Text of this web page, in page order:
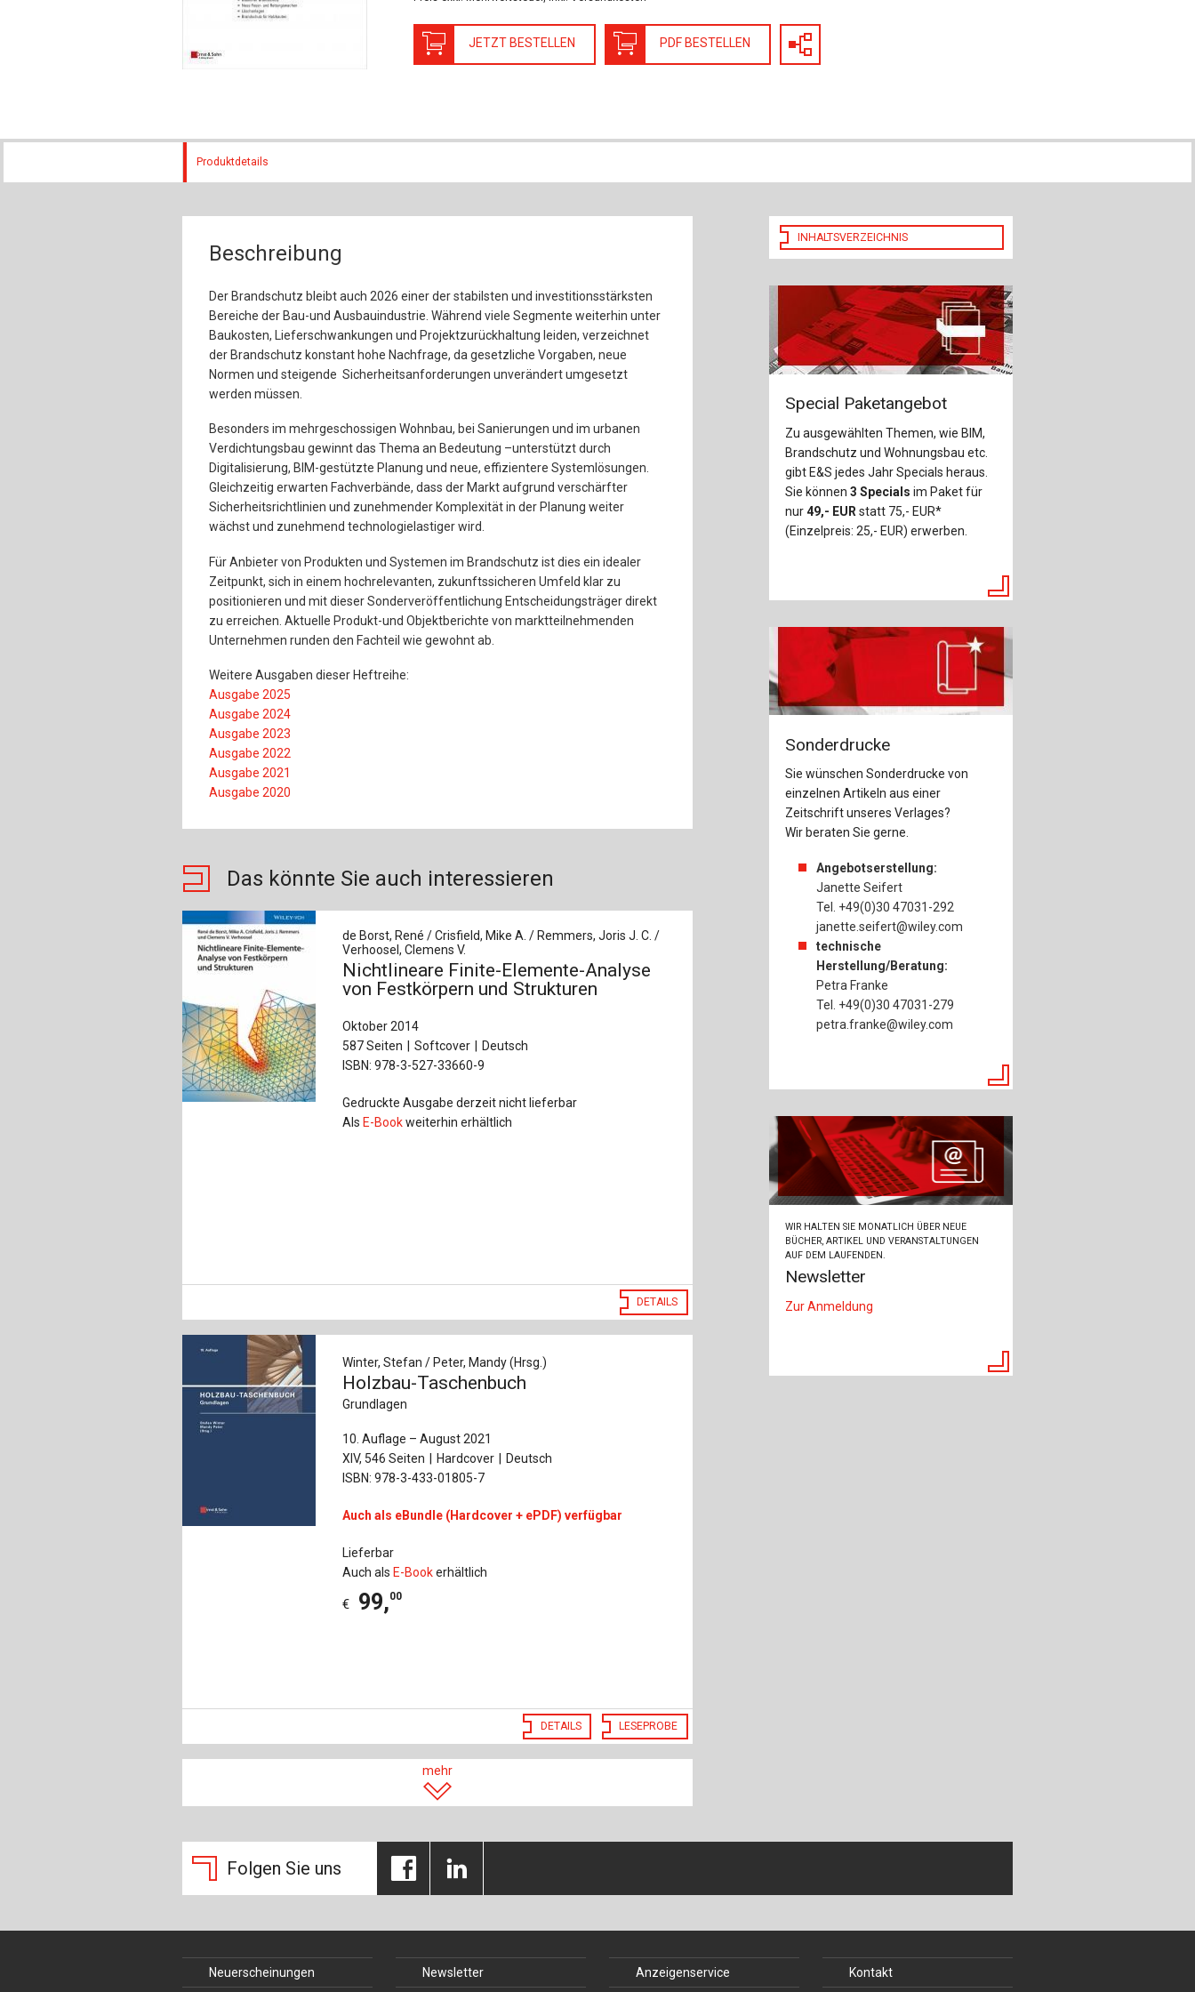
Baustoffe
Bautechnikgeschichte Stahlbau
JETZT BESTELLEN PDF BESTELLEN
Produktdetails
Beschreibung
Der Brandschutz bleibt auch 2026 einer der stabilsten und investitionsstärksten
Bereiche der Bau-und Ausbauindustrie. Während viele Segmente weiterhin unter
Baukosten, Lieferschwankungen und Projektzurückhaltung leiden, verzeichnet
der Brandschutz konstant hohe Nachfrage, da gesetzliche Vorgaben, neue
Normen und steigende Sicherheitsanforderungen unverändert umgesetzt
werden müssen.
Besonders im mehrgeschossigen Wohnbau, bei Sanierungen und im urbanen
Verdichtungsbau gewinnt das Thema an Bedeutung –unterstützt durch
Digitalisierung, BIM-gestützte Planung und neue, effizientere Systemlösungen.
Gleichzeitig erwarten Fachverbände, dass der Markt aufgrund verschärfter
Sicherheitsrichtlinien und zunehmender Komplexität in der Planung weiter
wächst und zunehmend technologielastiger wird.
Für Anbieter von Produkten und Systemen im Brandschutz ist dies ein idealer
Zeitpunkt, sich in einem hochrelevanten, zukunftssicheren Umfeld klar zu
positionieren und mit dieser Sonderveröffentlichung Entscheidungsträger direkt
zu erreichen. Aktuelle Produkt-und Objektberichte von marktteilnehmenden
Unternehmen runden den Fachteil wie gewohnt ab.
Weitere Ausgaben dieser Heftreihe:
Ausgabe 2025
Ausgabe 2024
Ausgabe 2023
Ausgabe 2022
Ausgabe 2021
Ausgabe 2020
Das könnte Sie auch interessieren
de Borst, René / Crisfield, Mike A. / Remmers, Joris J. C. /
Verhoosel, Clemens V.
Nichtlineare Finite-Elemente-Analyse
von Festkörpern und Strukturen
Oktober 2014
587 Seiten
Softcover
Deutsch
ISBN: 978-3-527-33660-9
Gedruckte Ausgabe derzeit nicht lieferbar
Als E-Bookweiterhin erhältlich
DETAILS
Winter, Stefan / Peter, Mandy (Hrsg.)
Holzbau-Taschenbuch
Grundlagen
10. Auflage – August 2021
XIV, 546 Seiten
Hardcover
Deutsch
ISBN: 978-3-433-01805-7
Auch als eBundle (Hardcover + ePDF) verfügbar
Lieferbar
Auch als E-Bookerhältlich
€ 99,00
DETAILS LESEPROBE
mehr
INHALTSVERZEICHNIS
Special Paketangebot
Zu ausgewählten Themen, wie BIM,
Brandschutz und Wohnungsbau etc.
gibt E&S jedes Jahr Specials heraus.
Sie können 3 Specials im Paket für
nur49,- EUR statt 75,- EUR*
(Einzelpreis: 25,- EUR) erwerben.
Sonderdrucke
Sie wünschen Sonderdrucke von
einzelnen Artikeln aus einer
Zeitschrift unseres Verlages?
Wir beraten Sie gerne.
Angebotserstellung:
Janette Seifert
Tel. +49(0)30 47031-292
janette.seifert@wiley.com
technische
Herstellung/Beratung:
Petra Franke
Tel. +49(0)30 47031-279
petra.franke@wiley.com
WIR HALTEN SIE MONATLICH ÜBER NEUE
BÜCHER, ARTIKEL UND VERANSTALTUNGEN
AUF DEM LAUFENDEN.
Newsletter
Zur Anmeldung
Folgen Sie uns
Neuerscheinungen Newsletter Anzeigenservice Kontakt